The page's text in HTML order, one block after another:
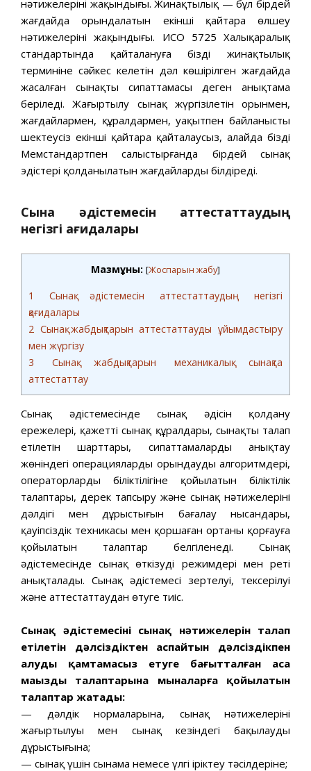
нәтижелерінің жақындығы. Жинақтылық — бұл бірдей
жағдайда орындалатын екінші қайтара өлшеу
нәтижелерінің жақындығы. ИСО 5725 Халықаралық
стандартында қайталануға біздің жинақтылық
терминіне сәйкес келетін дәл көшірілген жағдайда
жасалған сынақтың сипаттамасы деген анықтама
беріледі. Жаңғыртылу сынақ жүргізілетін орынмен,
жағдайлармен, құралдармен, уақытпен байланысты
шектеусіз екінші қайтара қайталаусыз, алайда біздің
Мемстандартпен салыстырғанда бірдей сынақ
эдістері қолданылатын жағдайларды білдіреді.
Сынақ әдістемесін аттестаттаудың
негізгі қағидалары
Мазмұны: [Жоспарын жабу]
1
Сынақ әдістемесін аттестаттаудың негізгі
қағидалары
2 Сынақ жабдықтарын аттестаттауды ұйымдастыру
мен жүргізу
3 Сынақ жабдықтарын механикалық сынақта
аттестаттау
Сынақ әдістемесінде сынақ әдісін қолдану
ережелері, қажетті сынақ құралдары, сынақтың талап
етілетін шарттары, сипаттамаларды анықтау
жөніндегі операцияларды орындаудың алгоритмдері,
операторлардың біліктілігіне қойылатын біліктілік
талаптары, дерек тапсыру және сынақ нәтижелерінің
дәлдігі мен дұрыстығын бағалау нысандары,
қауіпсіздік техникасы мен қоршаған ортаны қорғауға
қойылатын талаптар белгіленеді. Сынақ
әдістемесінде сынақ өткізудің режимдері мен реті
анықталады. Сынақ әдістемесі зертелуі, тексерілуі
және аттестаттаудан өтуге тиіс.
Сынақ әдістемесінің сынақ нәтижелерін талап
етілетін дәлсіздіктен аспайтын дәлсіздікпен
алуды қамтамасыз етуге бағытталған аса
маңызды талаптарына мыналарға қойылатын
талаптар жатады:
— дәлдік нормаларына, сынақ нәтижелерінің
жаңғыртылуы мен сынақ кезіндегі бақылаудың
дұрыстығына;
— сынақ үшін сынама немесе үлгі іріктеу тәсілдеріне;